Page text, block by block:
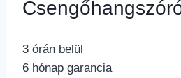
3 órán belül
6 hónap garancia